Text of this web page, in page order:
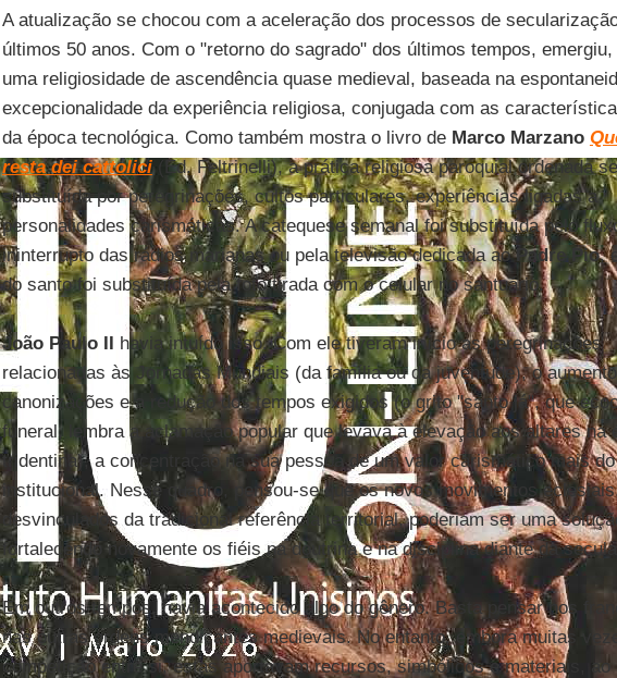
A atualização se chocou com a aceleração dos processos de
últimos 50 anos. Com o "retorno do sagrado" dos últimos tempos,
uma religiosidade de ascendência quase medieval, baseada na
excepcionalidade da experiência religiosa, conjugada com as
da época tecnológica. Como também mostra o livro de Marco Marzano
resta dei cattolici(Ed. Feltrinelli), a prática religiosa paroquial ordenada
substituída por peregrinações, cultos particulares, experiências ligadas a
personalidades carismáticas. A catequese semanal foi substituída pelo
ininterrupto das rádios marianas ou pela televisão dedicada aoPadre Pio,
do santo foi substituída pela foto tirada com o celular no santuário.
João Paulo II havia intuído isso. Com ele tiveram início as peregrinações
relacionadas às Jornadas Mundiais (da família ou da juventude), o
canonizações e a redução dos tempos exigidos (o grito "santo já", que
funeral, lembra a aclamação popular que levava à elevação aos altares na
tridentina), a concentração na sua pessoa de um valor carismático mais
institucional. Nesse quadro, pensou-se que os novos movimentos
desvinculados da tradicional referência territorial, poderiam ser uma
fortalecendo novamente os fiéis na doutrina e na disciplina diante da
Em outros tempos, havia acontecido algo do gênero. Basta pensar nos
nas outras ordens mendicantes medievais. No entanto, embora muitas
competição entre si, estas aportavam recursos, simbólicos e materiais, ao